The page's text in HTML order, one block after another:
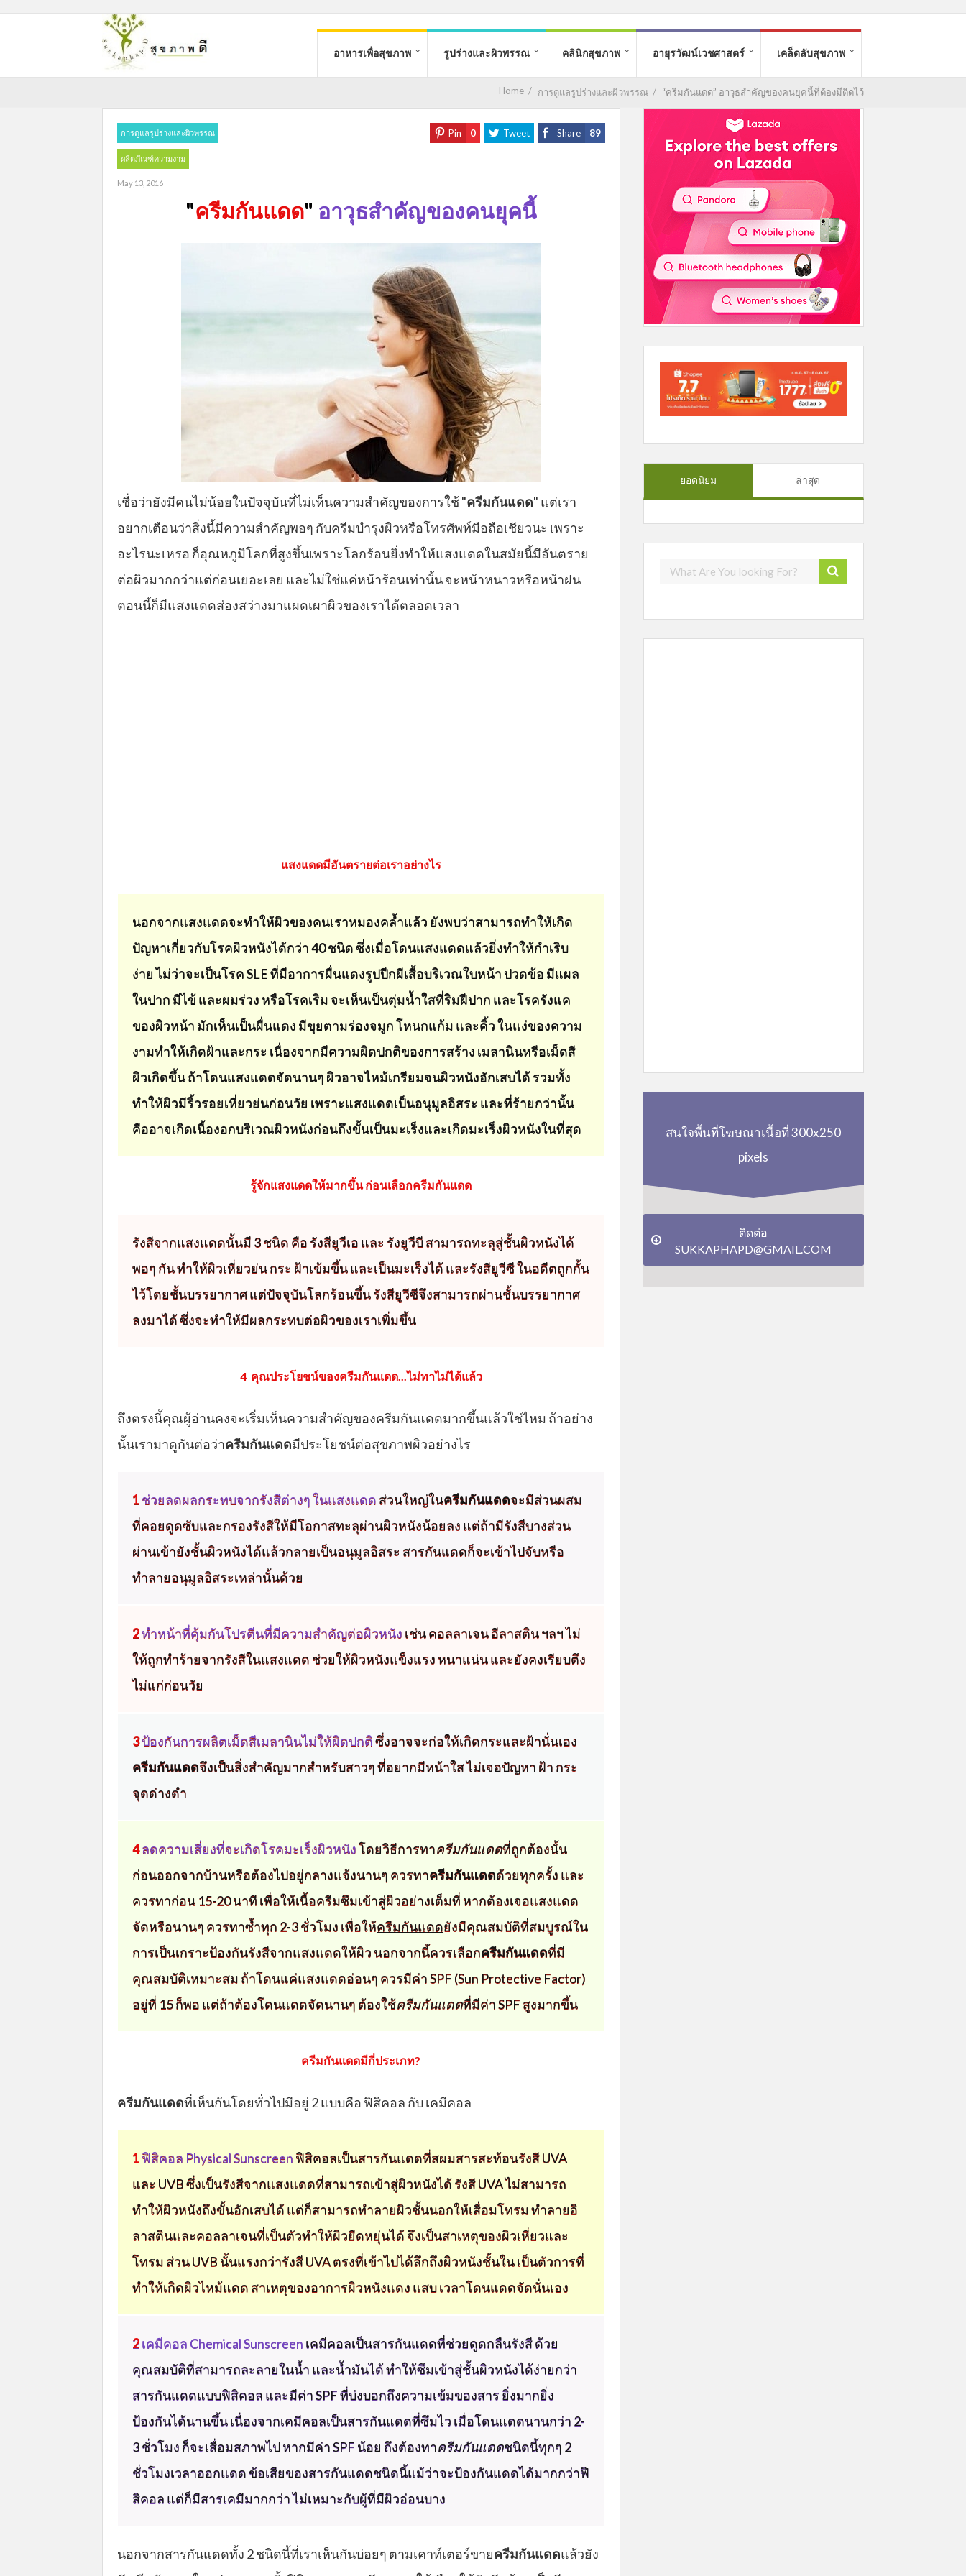
อาหารเพื่อสุขภาพ รูปร่างและผิวพรรณ คลินิกสุขภาพ อายุรวัฒน์เวชศาสตร์ เคล็ดลับสุขภาพ
Home / การดูแลรูปร่างและผิวพรรณ / “ครีมกันแดด” อาวุธสำคัญของคนยุคนี้ที่ต้องมีติดไว้
การดูแลรูปร่างและผิวพรรณ
ผลิตภัณฑ์ความงาม
May 13, 2016
Share 89
Tweet
Pin 0
"ครีมกันแดด" อาวุธสำคัญของคนยุคนี้
เชื่อว่ายังมีคนไม่น้อยในปัจจุบันที่ไม่เห็นความสำคัญของการใช้ "ครีมกันแดด" แต่เรา
อยากเตือนว่าสิ่งนี้มีความสำคัญพอๆ กับครีมบำรุงผิวหรือโทรศัพท์มือถือเชียวนะ เพราะ
อะไรนะเหรอ ก็อุณหภูมิโลกที่สูงขึ้นเพราะโลกร้อนยิ่งทำให้แสงแดดในสมัยนี้มีอันตราย
ต่อผิวมากกว่าแต่ก่อนเยอะเลย และไม่ใช่แค่หน้าร้อนเท่านั้น จะหน้าหนาวหรือหน้าฝน
ตอนนี้ก็มีแสงแดดส่องสว่างมาแผดเผาผิวของเราได้ตลอดเวลา
แสงแดดมีอันตรายต่อเราอย่างไร
นอกจากแสงแดดจะทำให้ผิวของคนเราหมองคล้ำแล้ว ยังพบว่าสามารถทำให้เกิด
ปัญหาเกี่ยวกับโรคผิวหนังได้กว่า 40 ชนิด ซึ่งเมื่อโดนแสงแดดแล้วยิ่งทำให้กำเริบ
ง่าย ไม่ว่าจะเป็นโรค SLE ที่มีอาการผื่นแดงรูปปีกผีเสื้อบริเวณใบหน้า ปวดข้อ มีแผล
ในปาก มีไข้ และผมร่วง หรือโรคเริม จะเห็นเป็นตุ่มน้ำใสที่ริมฝีปาก และโรครังแค
ของผิวหน้า มักเห็นเป็นผื่นแดง มีขุยตามร่องจมูก โหนกแก้ม และคิ้ว ในแง่ของความ
งามทำให้เกิดฝ้าและกระ เนื่องจากมีความผิดปกติของการสร้าง เมลานินหรือเม็ดสี
ผิวเกิดขึ้น ถ้าโดนแสงแดดจัดนานๆ ผิวอาจไหม้เกรียมจนผิวหนังอักเสบได้ รวมทั้ง
ทำให้ผิวมีริ้วรอยเหี่ยวย่นก่อนวัย เพราะแสงแดดเป็นอนุมูลอิสระ และที่ร้ายกว่านั้น
คืออาจเกิดเนื้องอกบริเวณผิวหนังก่อนถึงขั้นเป็นมะเร็งและเกิดมะเร็งผิวหนังในที่สุด
รู้จักแสงแดดให้มากขึ้น ก่อนเลือกครีมกันแดด
รังสีจากแสงแดดนั้นมี 3 ชนิด คือ รังสียูวีเอ และ รังยูวีบี สามารถทะลุสู่ชั้นผิวหนังได้
พอๆ กัน ทำให้ผิวเหี่ยวย่น กระ ฝ้าเข้มขึ้น และเป็นมะเร็งได้ และรังสียูวีซี ในอดีตถูกกั้น
ไว้โดยชั้นบรรยากาศ แต่ปัจจุบันโลกร้อนขึ้น รังสียูวีซีจึงสามารถผ่านชั้นบรรยากาศ
ลงมาได้ ซึ่งจะทำให้มีผลกระทบต่อผิวของเราเพิ่มขึ้น
4 คุณประโยชน์ของครีมกันแดด...ไม่ทาไม่ได้แล้ว
ถึงตรงนี้คุณผู้อ่านคงจะเริ่มเห็นความสำคัญของครีมกันแดดมากขึ้นแล้วใช่ไหม ถ้าอย่าง
นั้นเรามาดูกันต่อว่าครีมกันแดดมีประโยชน์ต่อสุขภาพผิวอย่างไร
1 ช่วยลดผลกระทบจากรังสีต่างๆ ในแสงแดด ส่วนใหญ่ในครีมกันแดดจะมีส่วนผสม
ที่คอยดูดซับและกรองรังสีให้มีโอกาสทะลุผ่านผิวหนังน้อยลง แต่ถ้ามีรังสีบางส่วน
ผ่านเข้ายังชั้นผิวหนังได้แล้วกลายเป็นอนุมูลอิสระ สารกันแดดก็จะเข้าไปจับหรือ
ทำลายอนุมูลอิสระเหล่านั้นด้วย
2ทำหน้าที่คุ้มกันโปรตีนที่มีความสำคัญต่อผิวหนัง เช่น คอลลาเจน อีลาสติน ฯลฯ ไม่
ให้ถูกทำร้ายจากรังสีในแสงแดด ช่วยให้ผิวหนังแข็งแรง หนาแน่น และยังคงเรียบตึง
ไม่แก่ก่อนวัย
3ป้องกันการผลิตเม็ดสีเมลานินไม่ให้ผิดปกติซึ่งอาจจะก่อให้เกิดกระและฝ้านั่นเอง
ครีมกันแดดจึงเป็นสิ่งสำคัญมากสำหรับสาวๆ ที่อยากมีหน้าใส ไม่เจอปัญหา ฝ้า กระ
จุดด่างดำ
4ลดความเสี่ยงที่จะเกิดโรคมะเร็งผิวหนังโดยวิธีการทาครีมกันแดดที่ถูกต้องนั้น
ก่อนออกจากบ้านหรือต้องไปอยู่กลางแจ้งนานๆ ควรทาครีมกันแดดด้วยทุกครั้ง และ
ควรทาก่อน 15-20 นาที เพื่อให้เนื้อครีมซึมเข้าสู่ผิวอย่างเต็มที่ หากต้องเจอแสงแดด
จัดหรือนานๆ ควรทาซ้ำทุก 2-3 ชั่วโมง เพื่อให้ครีมกันแดดยังมีคุณสมบัติที่สมบูรณ์ใน
การเป็นเกราะป้องกันรังสีจากแสงแดดให้ผิว นอกจากนี้ควรเลือกครีมกันแดดที่มี
คุณสมบัติเหมาะสม ถ้าโดนแค่แสงแดดอ่อนๆ ควรมีค่า SPF (Sun Protective Factor)
อยู่ที่ 15 ก็พอ แต่ถ้าต้องโดนแดดจัดนานๆ ต้องใช้ครีมกันแดดที่มีค่า SPF สูงมากขึ้น
ครีมกันแดดมีกี่ประเภท?
ครีมกันแดดที่เห็นกันโดยทั่วไปมีอยู่ 2 แบบคือ ฟิสิคอล กับ เคมีคอล
1 ฟิสิคอล Physical Sunscreen ฟิสิคอลเป็นสารกันแดดที่สผมสารสะท้อนรังสี UVA
และ UVB ซึ่งเป็นรังสีจากแสงแดดที่สามารถเข้าสู่ผิวหนังได้ รังสี UVA ไม่สามารถ
ทำให้ผิวหนังถึงขั้นอักเสบได้ แต่ก็สามารถทำลายผิวชั้นนอกให้เสื่อมโทรม ทำลายอิ
ลาสตินและคอลลาเจนที่เป็นตัวทำให้ผิวยืดหยุ่นได้ จึงเป็นสาเหตุของผิวเหี่ยวและ
โทรม ส่วน UVB นั้นแรงกว่ารังสี UVA ตรงที่เข้าไปได้ลึกถึงผิวหนังชั้นใน เป็นตัวการที่
ทำให้เกิดผิวไหม้แดด สาเหตุของอาการผิวหนังแดง แสบ เวลาโดนแดดจัดนั่นเอง
2เคมีคอล Chemical Sunscreen เคมีคอลเป็นสารกันแดดที่ช่วยดูดกลืนรังสี ด้วย
คุณสมบัติที่สามารถละลายในน้ำ และน้ำมันได้ ทำให้ซึมเข้าสู่ชั้นผิวหนังได้ง่ายกว่า
สารกันแดดแบบฟิสิคอล และมีค่า SPF ที่บ่งบอกถึงความเข้มของสาร ยิ่งมากยิ่ง
ป้องกันได้นานขึ้น เนื่องจากเคมีคอลเป็นสารกันแดดที่ซึมไว เมื่อโดนแดดนานกว่า 2-
3 ชั่วโมง ก็จะเสื่อมสภาพไป หากมีค่า SPF น้อย ถึงต้องทาครีมกันแดดชนิดนี้ทุกๆ 2
ชั่วโมงเวลาออกแดด ข้อเสียของสารกันแดดชนิดนี้แม้ว่าจะป้องกันแดดได้มากกว่าฟิ
สิคอล แต่ก็มีสารเคมีมากกว่า ไม่เหมาะกับผู้ที่มีผิวอ่อนบาง
นอกจากสารกันแดดทั้ง 2 ชนิดนี้ที่เราเห็นกันบ่อยๆ ตามเคาท์เตอร์ขายครีมกันแดดแล้วยัง
ยอดนิยม ล่าสุด
สนใจพื้นที่โฆษณาเนื้อที่ 300x250
pixels
ติดต่อ
SUKKAPHAPD@GMAIL.COM